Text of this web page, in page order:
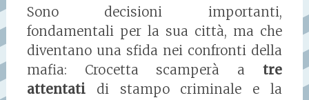
Sono decisioni importanti,
fondamentali per la sua città, ma che
diventano una sfida nei confronti della
mafia: Crocetta scamperà atre
attentatidi stampo criminale e la